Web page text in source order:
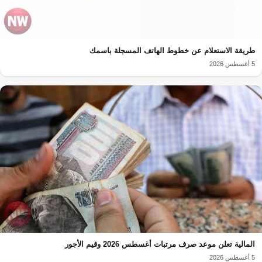
طريقة الاستعلام عن خطوط الهاتف المسجلة باسمك
5 أغسطس 2026
المالية تعلن موعد صرف مرتبات أغسطس 2026 وقيم الأجور
5 أغسطس 2026